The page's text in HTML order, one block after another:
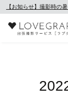
【お知らせ】撮影時の